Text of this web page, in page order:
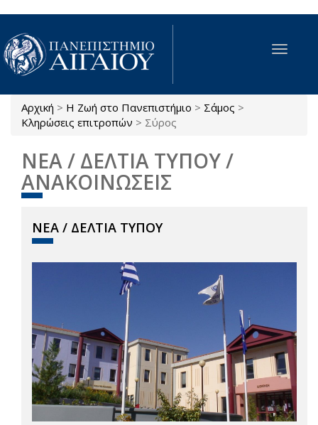
Παράκαμψη προς το κυρίως περιεχόμενο
Toggle
Είστε εδώ
Αρχική > Η Ζωή στο Πανεπιστήμιο > Σάμος >
Κληρώσεις επιτροπών > Σύρος
ΝΕΑ / ΔΕΛΤΙΑ ΤΥΠΟΥ /
ΑΝΑΚΟΙΝΩΣΕΙΣ
ΝΕΑ / ΔΕΛΤΙΑ ΤΥΠΟΥ